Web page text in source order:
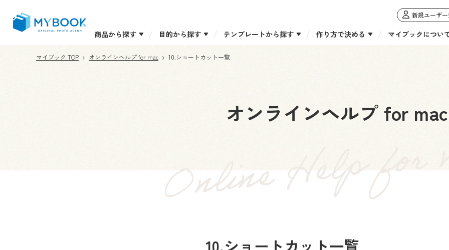
新規ユーザ
商品から探す 目的から探す テンプレートから探す 作り方で決める マイブックについ
マイブック TOP オンラインヘルプ for mac 10.ショートカット一覧
オンラインヘルプ for mac
10.ショートカット一覧